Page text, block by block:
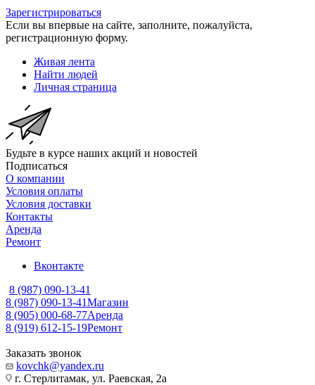
Зарегистрироваться
Если вы впервые на сайте, заполните, пожалуйста,
регистрационную форму.
Живая лента
Найти людей
Личная страница
Будьте в курсе наших акций и новостей
Подписаться
О компании
Условия оплаты
Условия доставки
Контакты
Аренда
Ремонт
Вконтакте
8 (987) 090-13-41
8 (987) 090-13-41Магазин
8 (905) 000-68-77Аренда
8 (919) 612-15-19Ремонт
Заказать звонок
kovchk@yandex.ru
г. Стерлитамак, ул. Раевская, 2а